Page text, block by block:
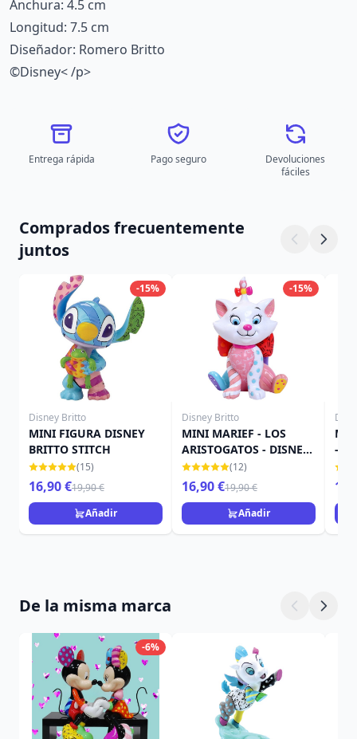
Anchura: 4.5 cm
Longitud: 7.5 cm
Diseñador: Romero Britto
©Disney< /p>
Entrega rápida Pago seguro
Devoluciones
fáciles
Comprados frecuentemente
juntos
-15%
Disney Britto
MINI FIGURA DISNEY
BRITTO STITCH
(15)
16,90 €19,90 €
Añadir
-15%
Disney Britto
MINI MARIEF - LOS
ARISTOGATOS - DISNEY
BRITTO (12)
16,90 €19,90 €
Añadir
-
De la misma marca
-6%